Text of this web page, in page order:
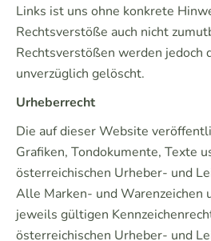
Links ist uns ohne konkrete
Rechtsverstöße auch nicht
Rechtsverstößen werden jedoch
unverzüglich gelöscht.
Urheberrecht
Die auf dieser Website
Grafiken, Tondokumente, Texte
österreichischen Urheber- und
Alle Marken- und Warenzeichen
jeweils gültigen
österreichischen Urheber- und